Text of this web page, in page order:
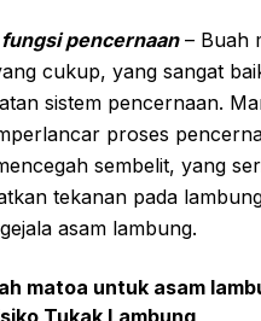
pencernaan– Buah
cukup, yang sangat
sistem pencernaan.
proses
sembelit, yang
tekanan pada
asam lambung.
matoa untuk asam
Tukak Lambung